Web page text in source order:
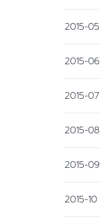
2015-05
2015-06
2015-07
2015-08
2015-09
2015-10